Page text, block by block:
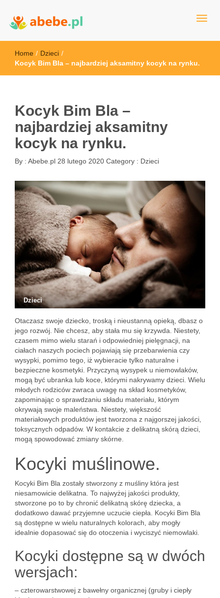
Abebe
Home / Dzieci /
Kocyk Bim Bla – najbardziej aksamitny kocyk na rynku.
Kocyk Bim Bla –
najbardziej aksamitny
kocyk na rynku.
By : Abebe.pl 28 lutego 2020 Category : Dzieci
Dzieci
Otaczasz swoje dziecko, troską i nieustanną opieką, dbasz o
jego rozwój. Nie chcesz, aby stała mu się krzywda. Niestety,
czasem mimo wielu starań i odpowiedniej pielęgnacji, na
ciałach naszych pociech pojawiają się przebarwienia czy
wysypki, pomimo tego, iż wybieracie tylko naturalne i
bezpieczne kosmetyki. Przyczyną wysypek u niemowlaków,
mogą być ubranka lub koce, którymi nakrywamy dzieci. Wielu
młodych rodziców zwraca uwagę na skład kosmetyków,
zapominając o sprawdzaniu składu materiału, którym
okrywają swoje maleństwa. Niestety, większość
materiałowych produktów jest tworzona z najgorszej jakości,
toksycznych odpadów. W kontakcie z delikatną skórą dzieci,
mogą spowodować zmiany skórne.
Kocyki muślinowe.
Kocyki Bim Bla zostały stworzony z muśliny która jest
niesamowicie delikatna. To najwyżej jakości produkty,
stworzone po to by chronić delikatną skórę dziecka, a
dodatkowo dawać przyjemne uczucie ciepła. Kocyki Bim Bla
są dostępne w wielu naturalnych kolorach, aby mogły
idealnie dopasować się do otoczenia i wyciszyć niemowlaki.
Kocyki dostępne są w dwóch
wersjach:
– czterowarstwowej z bawełny organicznej (gruby i ciepły